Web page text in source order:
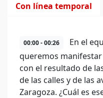
Con línea temporal
00:00 - 00:26
En el
queremos
con el resultado de
de las calles y de las
Zaragoza. ¿Cuál es